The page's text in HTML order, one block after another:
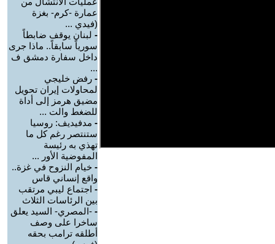
عمارة -كرم- بغزة
(فيدي ...
- لبنان يوقف ضابطاً
سورياً سابقاً.. ماذا جرى
داخل سفارة دمشق ف
...
- رفض خليجي
لمحاولات إيران تحويل
مضيق هرمز إلى أداة
للضغط والت ...
- مدفيديف: روسيا
ستنتصر رغم كل ما
تهذي به رئيسة
المفوضية الأور ...
- خيام النزوح في غزة..
واقع إنساني قاس
- اجتماع ليبي مرتقب
بين الرئاسات الثلاث
- -المصري- السيد يعلق
ساخرا على وصف
أطلقه ترامب بحقه